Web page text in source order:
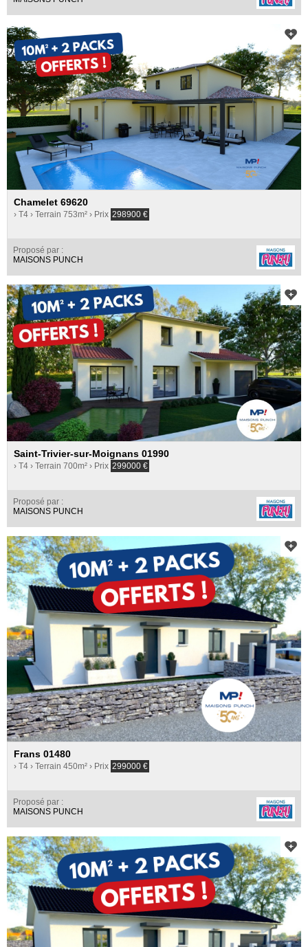
Chamelet 69620
› T4 › Terrain 753m² › Prix 298900 €
Proposé par :
MAISONS PUNCH
Saint-Trivier-sur-Moignans 01990
› T4 › Terrain 700m² › Prix 299000 €
Proposé par :
MAISONS PUNCH
Frans 01480
› T4 › Terrain 450m² › Prix 299000 €
Proposé par :
MAISONS PUNCH